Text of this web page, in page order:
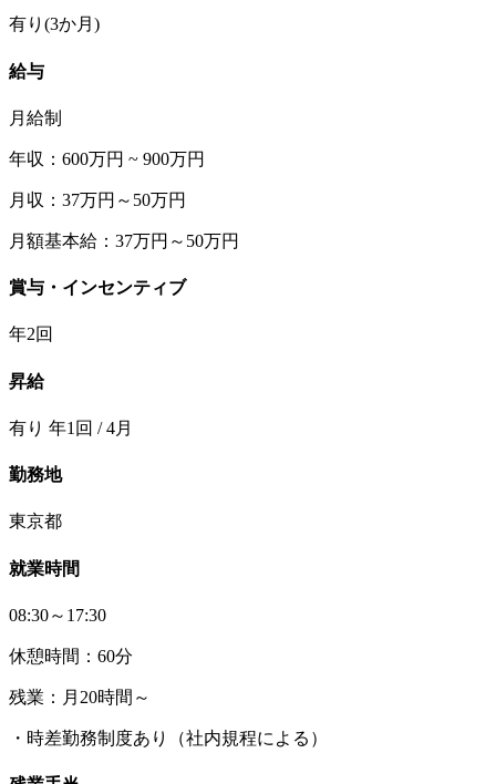
有り(3か月)
給与
月給制
年収：600万円 ~ 900万円
月収：37万円～50万円
月額基本給：37万円～50万円
賞与・インセンティブ
年2回
昇給
有り 年1回 / 4月
勤務地
東京都
就業時間
08:30～17:30
休憩時間：60分
残業：月20時間～
・時差勤務制度あり（社内規程による）